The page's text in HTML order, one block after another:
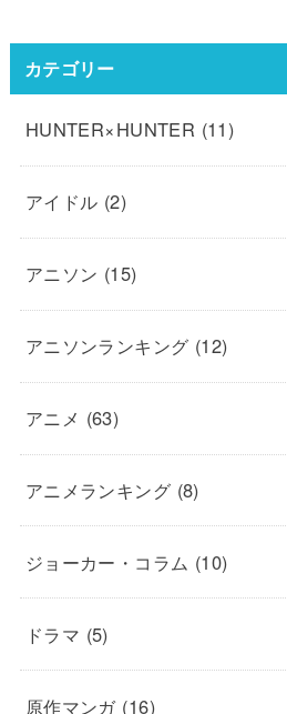
カテゴリー
HUNTER×HUNTER (11)
アイドル (2)
アニソン (15)
アニソンランキング (12)
アニメ (63)
アニメランキング (8)
ジョーカー・コラム (10)
ドラマ (5)
原作マンガ (16)